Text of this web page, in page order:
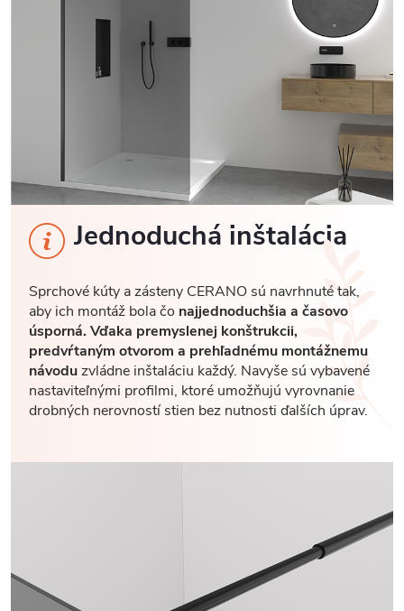
Jednoduchá inštalácia
Sprchové kúty a zásteny CERANO sú navrhnuté tak,
aby ich montáž bola čo najjednoduchšia a časovo
úsporná. Vďaka premyslenej konštrukcii,
predvŕtaným otvorom a prehľadnému montážnemu
návoduzvládne inštaláciu každý. Navyše sú vybavené
nastaviteľnými profilmi, ktoré umožňujú vyrovnanie
drobných nerovností stien bez nutnosti ďalších úprav.